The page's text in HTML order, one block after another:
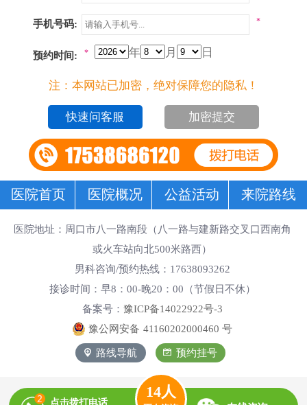
手机号码: *
预约时间: 年 月 日
*
注：本网站已加密，绝对保障您的隐私！
加密提交
医院首页 医院概况 公益活动 来院路线
医院地址：周口市八一路南段（八一路与建新路交叉口西南角
或火车站向北500米路西）
男科咨询/预约热线：17638093262
接诊时间：早8：00-晚20：00（节假日不休）
备案号： 豫ICP备14022922号-3
豫公网安备 41160202000460 号
路线导航 预约挂号
点击拨打电话
14人